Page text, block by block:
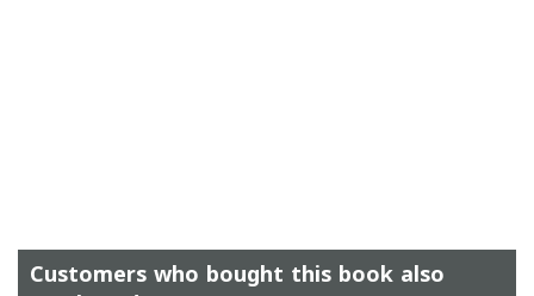
Customers who bought this book also